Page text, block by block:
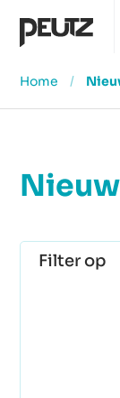
Home /
Filter op